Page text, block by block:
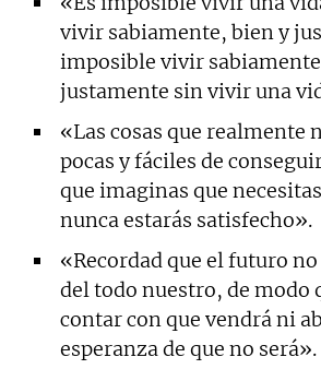
vivir sabiamente, bien y
imposible vivir
justamente sin vivir una
«Las cosas que realmente
pocas y fáciles de
que imaginas que
nunca estarás satisfecho».
«Recordad que el futuro
del todo nuestro, de modo
contar con que vendrá ni
esperanza de que no será».